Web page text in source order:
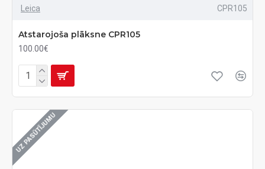
Leica CPR105
Atstarojoša plāksne CPR105
100.00€
UZ PASŪTĪJUMU